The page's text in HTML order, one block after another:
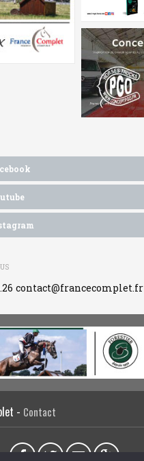
contact@francecomplet.fr
- Contact